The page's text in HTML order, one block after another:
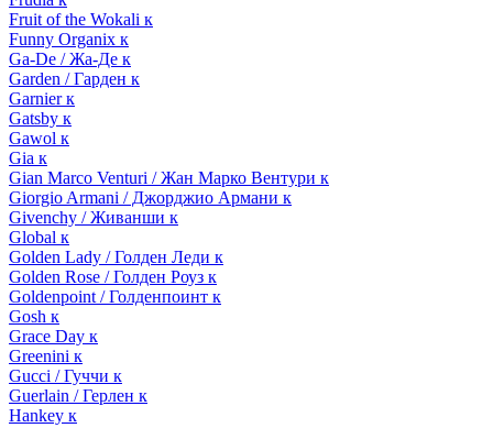
Fruit of the Wokali к
Funny Organix к
Ga-De / Жа-Де к
Garden / Гарден к
Garnier к
Gatsby к
Gawol к
Gia к
Gian Marco Venturi / Жан Марко Вентури к
Giorgio Armani / Джорджио Армани к
Givenchy / Живанши к
Global к
Golden Lady / Голден Леди к
Golden Rose / Голден Роуз к
Goldenpoint / Голденпоинт к
Gosh к
Grace Day к
Greenini к
Gucci / Гуччи к
Guerlain / Герлен к
Hankey к